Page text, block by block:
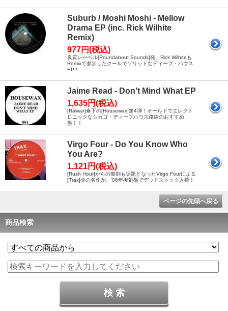
Suburb / Moshi Moshi - Mellow
Drama EP (inc. Rick Wilhite
Remix)
977円(税込)
良質レーベル[Roundabout Sounds]発、Rick Wilhiteも
Remixで参加したクールでソリッドなディープ・ハウス
EP!!
Jaime Read - Don't Mind What EP
1,635円(税込)
[Rawax]傘下の[Housewax]第4弾！オールドでエレクト
ロニックなシカゴ・ディープハウス路線のおすすめ
盤！！
Virgo Four - Do You Know Who
You Are?
1,121円(税込)
[Rush Hour]からの復刻も話題となったVirgo Fourによる
[Trax]発の名作が、'06年復刻盤でデッドストック入荷！
ページの先頭へ戻る
商品検索